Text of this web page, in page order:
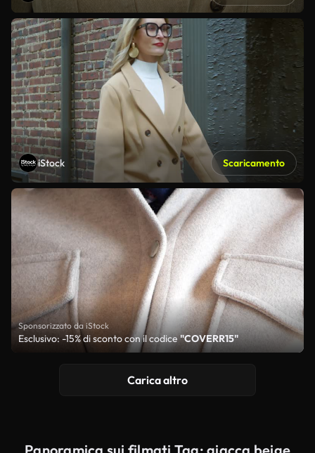
iStock Scaricamento
Sponsorizzato da iStock
Esclusivo: -15% di sconto con il codice"COVERR15"
Carica altro